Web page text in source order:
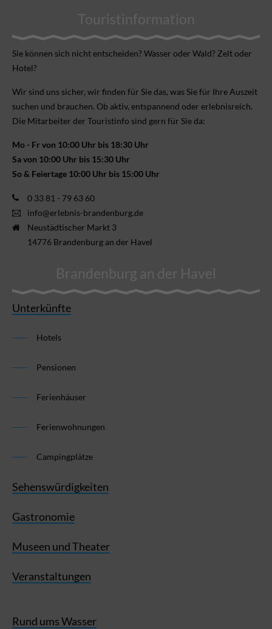
Touristinformation
Sie können sich nicht ent­scheiden? Wasser oder Wald? Zelt oder
Hotel?
Wir sind uns sicher, wir finden für Sie das, was Sie für Ihre Aus­zeit
suchen und brauchen. Ob aktiv, ent­spannend oder erlebnis­reich.
Die Mitarbeiter der Touristinfo sind gern für Sie da:
Mo - Fr von 10:00 Uhr bis 18:30 Uhr
Sa von 10:00 Uhr bis 15:30 Uhr
So & Feiertage 10:00 Uhr bis 15:00 Uhr
0 33 81 - 79 63 60
info@erlebnis-brandenburg.de
Neustädtischer Markt 3
14776 Brandenburg an der Havel
Brandenburg an der Havel
Unterkünfte
Hotels
Pensionen
Ferienhäuser
Ferienwohnungen
Campingplätze
Sehenswürdigkeiten
Gastronomie
Museen und Theater
Veranstaltungen
Rund ums Wasser